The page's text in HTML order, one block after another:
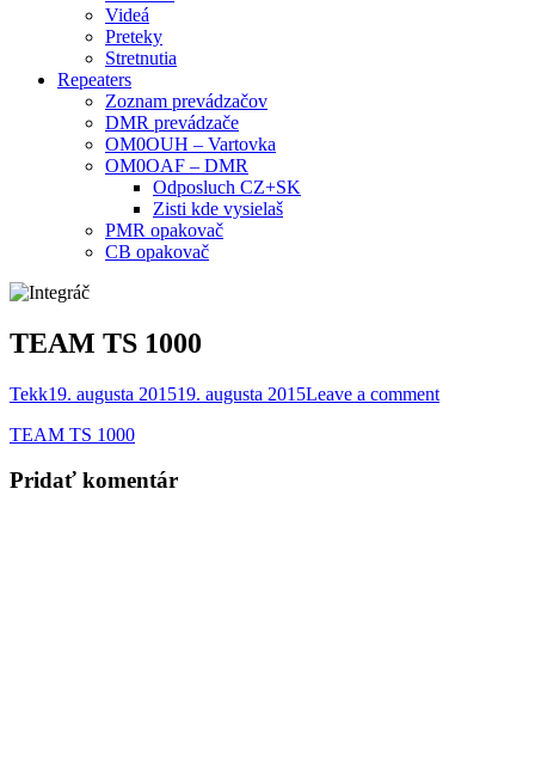
Videá
Preteky
Stretnutia
Repeaters
Zoznam prevádzačov
DMR prevádzače
OM0OUH – Vartovka
OM0OAF – DMR
Odposluch CZ+SK
Zisti kde vysielaš
PMR opakovač
CB opakovač
TEAM TS 1000
Tekk19. augusta 201519. augusta 2015Leave a comment
TEAM TS 1000
Pridať komentár